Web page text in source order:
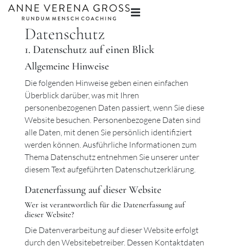
Menü
Datenschutz
1. Datenschutz auf einen Blick
Allgemeine Hinweise
Die folgenden Hinweise geben einen einfachen
Überblick darüber, was mit Ihren
personenbezogenen Daten passiert, wenn Sie diese
Website besuchen. Personenbezogene Daten sind
alle Daten, mit denen Sie persönlich identifiziert
werden können. Ausführliche Informationen zum
Thema Datenschutz entnehmen Sie unserer unter
diesem Text aufgeführten Datenschutzerklärung.
Datenerfassung auf dieser Website
Wer ist verantwortlich für die Datenerfassung auf
dieser Website?
Die Datenverarbeitung auf dieser Website erfolgt
durch den Websitebetreiber. Dessen Kontaktdaten